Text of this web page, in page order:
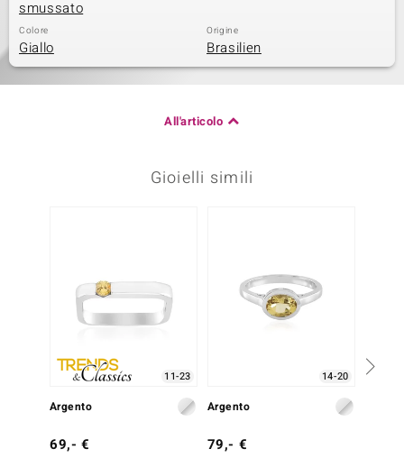
smussato
Colore
Giallo
Origine
Brasilien
All'articolo
Gioielli simili
11-23
Argento
69,- €
14-20
Argento
79,- €